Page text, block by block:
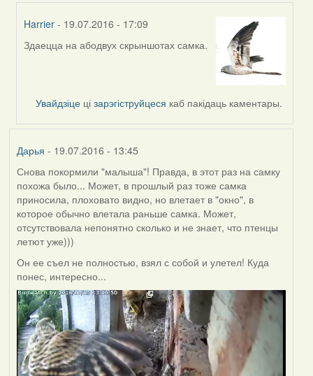
Harrier - 19.07.2016 - 17:09
In
Дарья
Здаецца на абодвух скрыншотах самка.
Увайдзіце цізарэгіструйцеся каб пакідаць каментары.
Дарья - 19.07.2016 - 13:45
Снова покормили "малыша"! Правда, в этот раз на самку
похожа было... Может, в прошлый раз тоже самка
приносила, плоховато видно, но влетает в "окно", в
которое обычно влетала раньше самка. Может,
отсутствовала непонятно сколько и не знает, что птенцы
летют уже)))
Он ее съел не полностью, взял с собой и улетел! Куда
понес, интересно...